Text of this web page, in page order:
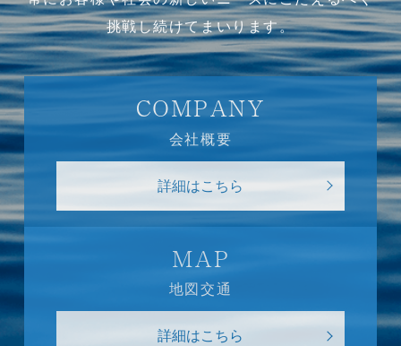
挑戦し続けてまいります。
COMPANY
会社概要
詳細はこちら
MAP
地図交通
詳細はこちら